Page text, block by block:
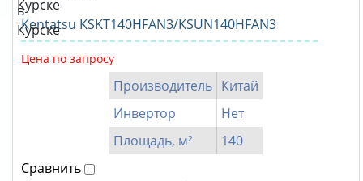
Climate
Hisense
IGC
Kentatsu KSKT140HFAN3/KSUN140HFAN3
Цена по запросу
Производитель Китай
Инвертор
Нет
Площадь, м²
140
Сравнить